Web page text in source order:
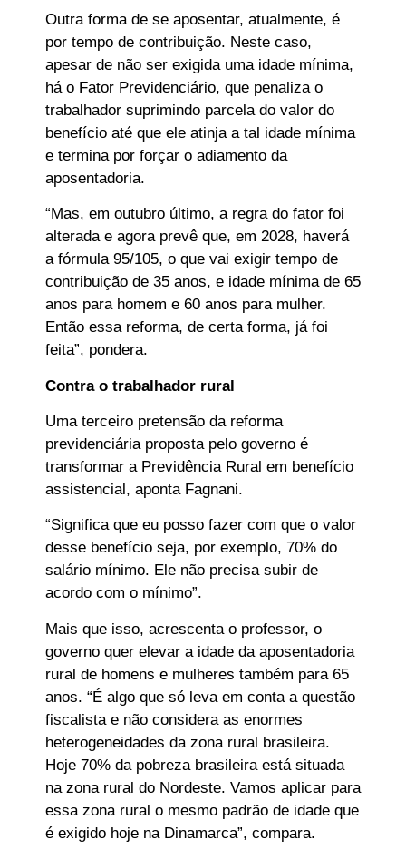
Outra forma de se aposentar, atualmente, é
por tempo de contribuição. Neste caso,
apesar de não ser exigida uma idade mínima,
há o Fator Previdenciário, que penaliza o
trabalhador suprimindo parcela do valor do
benefício até que ele atinja a tal idade mínima
e termina por forçar o adiamento da
aposentadoria.
“Mas, em outubro último, a regra do fator foi
alterada e agora prevê que, em 2028, haverá
a fórmula 95/105, o que vai exigir tempo de
contribuição de 35 anos, e idade mínima de 65
anos para homem e 60 anos para mulher.
Então essa reforma, de certa forma, já foi
feita”, pondera.
Contra o trabalhador rural
Uma terceiro pretensão da reforma
previdenciária proposta pelo governo é
transformar a Previdência Rural em benefício
assistencial, aponta Fagnani.
“Significa que eu posso fazer com que o valor
desse benefício seja, por exemplo, 70% do
salário mínimo. Ele não precisa subir de
acordo com o mínimo”.
Mais que isso, acrescenta o professor, o
governo quer elevar a idade da aposentadoria
rural de homens e mulheres também para 65
anos. “É algo que só leva em conta a questão
fiscalista e não considera as enormes
heterogeneidades da zona rural brasileira.
Hoje 70% da pobreza brasileira está situada
na zona rural do Nordeste. Vamos aplicar para
essa zona rural o mesmo padrão de idade que
é exigido hoje na Dinamarca”, compara.